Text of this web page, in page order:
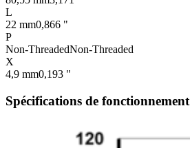
L
22 mm0,866 "
P
Non-ThreadedNon-Threaded
X
4,9 mm0,193 "
Spécifications de fonctionnement